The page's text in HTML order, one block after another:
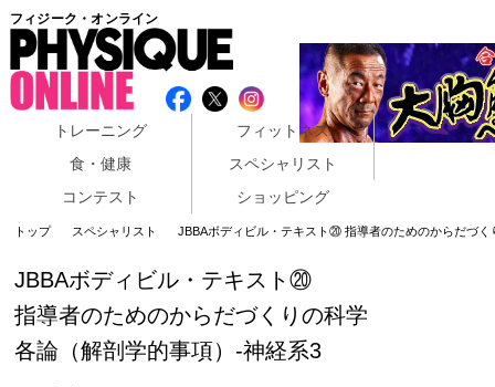
フィジーク・オンライン
トレーニング
フィットネス
食・健康
スペシャリスト
コンテスト
ショッピング
トップ スペシャリスト JBBAボディビル・テキスト⑳ 指導者のためのからだづく
JBBAボディビル・テキスト⑳
指導者のためのからだづくりの科学
各論（解剖学的事項）‐神経系3